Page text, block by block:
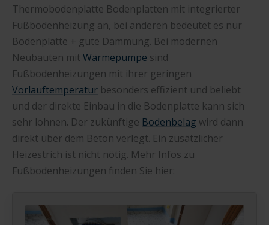
Thermobodenplatte Bodenplatten mit integrierter
Fußbodenheizung an, bei anderen bedeutet es nur
Bodenplatte + gute Dämmung. Bei modernen
Neubauten mitWärmepumpe sind
Fußbodenheizungen mit ihrer geringen
Vorlauftemperatur besonders effizient und beliebt
und der direkte Einbau in die Bodenplatte kann sich
sehr lohnen. Der zukünftige Bodenbelag wird dann
direkt über dem Beton verlegt. Ein zusätzlicher
Heizestrich ist nicht nötig. Mehr Infos zu
Fußbodenheizungen finden Sie hier: